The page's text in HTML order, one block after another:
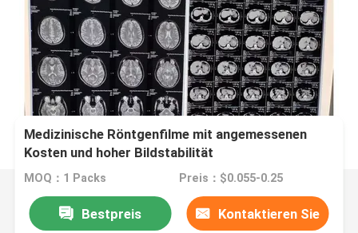
Medizinische Röntgenfilme mit angemessenen
Kosten und hoher Bildstabilität
MOQ：1 Packs Preis：$0.055-0.25
Bestpreis Kontaktieren Sie